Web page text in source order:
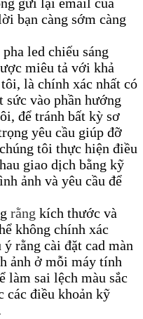
bạn càng sớm càng
led chiếu sáng
miêu tả với khả
là chính xác nhất có
sức vào phần hướng
để tránh bất kỳ sơ
yêu cầu giúp đỡ
tôi thực hiện điều
giao dịch bằng kỹ
ảnh và yêu cầu để
rằng kích thước và
không chính xác
rằng cài đặt cad màn
ảnh ở mỗi máy tính
làm sai lệch màu sắc
các điều khoản kỹ